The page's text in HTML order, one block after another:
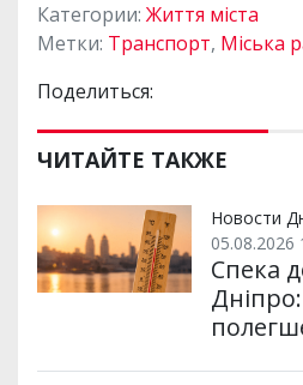
Категории: Життя міста
Метки: Транспорт, Міська
Поделиться:
ЧИТАЙТЕ ТАКЖЕ
Новости
05.08.2026
Спека